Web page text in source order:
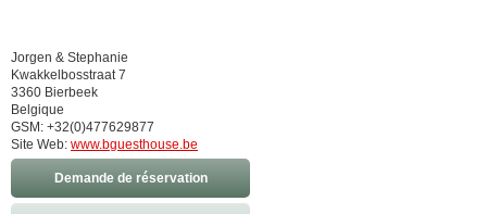
Jorgen & Stephanie
Kwakkelbosstraat 7
3360 Bierbeek
Belgique
GSM: +32(0)477629877
Site Web: www.bguesthouse.be
Demande de réservation